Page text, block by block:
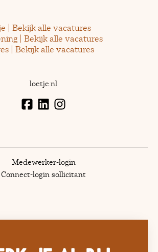
| Bekijk alle vacatures
| Bekijk alle vacatures
| Bekijk alle vacatures
loetje.nl
Medewerker-login
Connect-login sollicitant